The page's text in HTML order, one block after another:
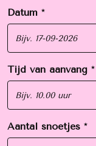
Datum *
Tijd van aanvang *
Aantal snoetjes *